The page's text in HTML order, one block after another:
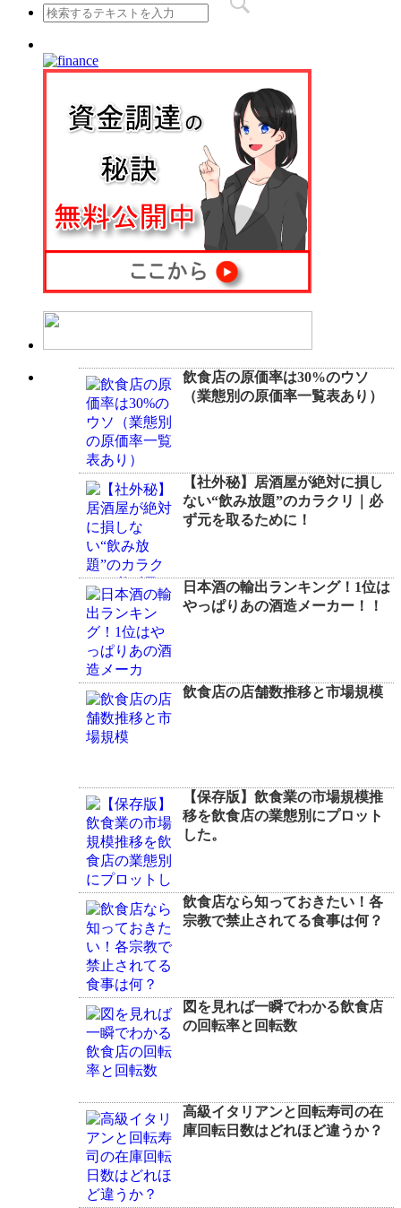
飲食店の原価率は30%のウソ
（業態別の原価率一覧表あり）
【社外秘】居酒屋が絶対に損し
ない“飲み放題”のカラクリ｜必
ず元を取るために！
日本酒の輸出ランキング！1位は
やっぱりあの酒造メーカー！！
飲食店の店舗数推移と市場規模
【保存版】飲食業の市場規模推
移を飲食店の業態別にプロット
した。
飲食店なら知っておきたい！各
宗教で禁止されてる食事は何？
図を見れば一瞬でわかる飲食店
の回転率と回転数
高級イタリアンと回転寿司の在
庫回転日数はどれほど違うか？